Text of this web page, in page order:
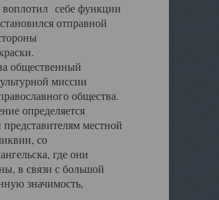
себе функции
отправной
общественный
миссии
общества.
определяется
местной
со
где они
в связи с большой
значимость,